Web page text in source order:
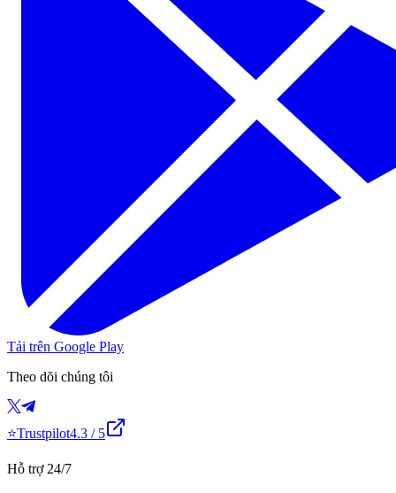
Tải trên Google Play
Theo dõi chúng tôi
⭐Trustpilot4.3 / 5
Hỗ trợ 24/7